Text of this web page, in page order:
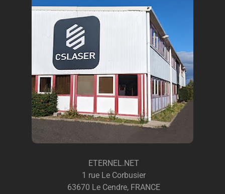
ETERNEL.NET
1 rue Le Corbusier
63670 Le Cendre, FRANCE